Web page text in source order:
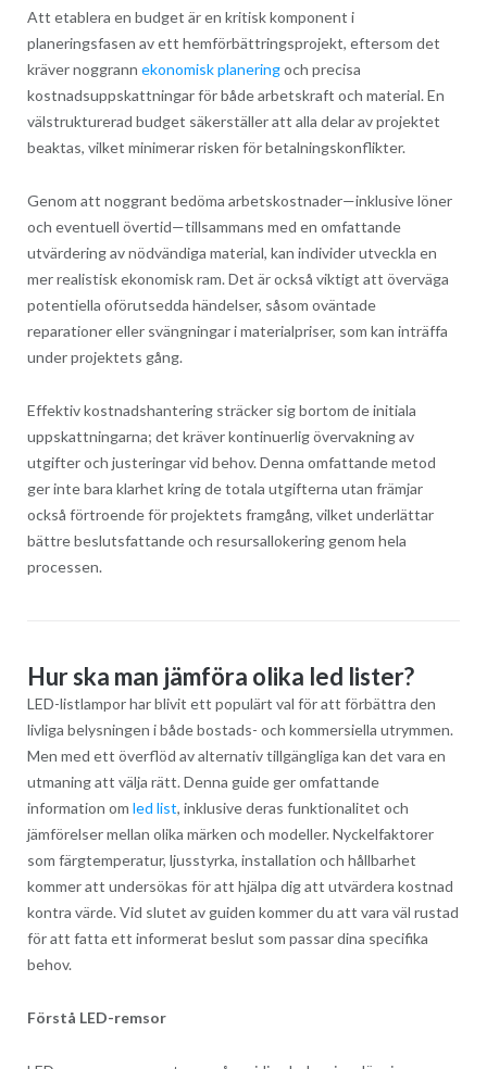
Att etablera en budget är en kritisk komponent i
planeringsfasen av ett hemförbättringsprojekt, eftersom det
kräver noggrann ekonomisk planeringoch precisa
kostnadsuppskattningar för både arbetskraft och material. En
välstrukturerad budget säkerställer att alla delar av projektet
beaktas, vilket minimerar risken för betalningskonflikter.
Genom att noggrant bedöma arbetskostnader—inklusive löner
och eventuell övertid—tillsammans med en omfattande
utvärdering av nödvändiga material, kan individer utveckla en
mer realistisk ekonomisk ram. Det är också viktigt att överväga
potentiella oförutsedda händelser, såsom oväntade
reparationer eller svängningar i materialpriser, som kan inträffa
under projektets gång.
Effektiv kostnadshantering sträcker sig bortom de initiala
uppskattningarna; det kräver kontinuerlig övervakning av
utgifter och justeringar vid behov. Denna omfattande metod
ger inte bara klarhet kring de totala utgifterna utan främjar
också förtroende för projektets framgång, vilket underlättar
bättre beslutsfattande och resursallokering genom hela
processen.
Hur ska man jämföra olika led lister?
LED-listlampor har blivit ett populärt val för att förbättra den
livliga belysningen i både bostads- och kommersiella utrymmen.
Men med ett överflöd av alternativ tillgängliga kan det vara en
utmaning att välja rätt. Denna guide ger omfattande
information om led list, inklusive deras funktionalitet och
jämförelser mellan olika märken och modeller. Nyckelfaktorer
som färgtemperatur, ljusstyrka, installation och hållbarhet
kommer att undersökas för att hjälpa dig att utvärdera kostnad
kontra värde. Vid slutet av guiden kommer du att vara väl rustad
för att fatta ett informerat beslut som passar dina specifika
behov.
Förstå LED-remsor